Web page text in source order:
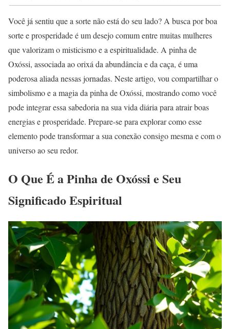
Você já sentiu que a sorte não está do seu lado? A busca por boa
sorte e prosperidade é um desejo comum entre muitas mulheres
que valorizam o misticismo e a espiritualidade. A pinha de
Oxóssi, associada ao orixá da abundância e da caça, é uma
poderosa aliada nessas jornadas. Neste artigo, vou compartilhar o
simbolismo e a magia da pinha de Oxóssi, mostrando como você
pode integrar essa sabedoria na sua vida diária para atrair boas
energias e prosperidade. Prepare-se para explorar como esse
elemento pode transformar a sua conexão consigo mesma e com o
universo ao seu redor.
O Que É a Pinha de Oxóssi e Seu
Significado Espiritual